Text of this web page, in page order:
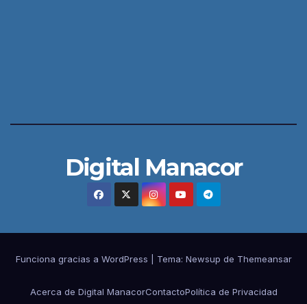
Digital Manacor
Funciona gracias a WordPress Tema: Newsup de Themeansar
Acerca de Digital ManacorContactoPolítica de Privacidad